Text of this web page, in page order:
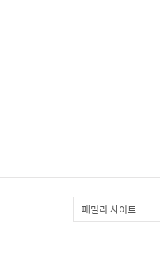
패밀리 사이트